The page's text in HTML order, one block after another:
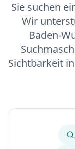
Sie suchen
Wir
Baden-
Sichtbarkeit